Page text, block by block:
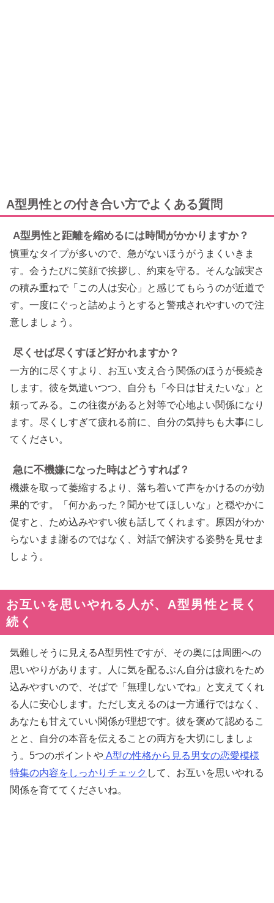
A型男性との付き合い方でよくある質問
A型男性と距離を縮めるには時間がかかりますか？
慎重なタイプが多いので、急がないほうがうまくいきま
す。会うたびに笑顔で挨拶し、約束を守る。そんな誠実さ
の積み重ねで「この人は安心」と感じてもらうのが近道で
す。一度にぐっと詰めようとすると警戒されやすいので注
意しましょう。
尽くせば尽くすほど好かれますか？
一方的に尽くすより、お互い支え合う関係のほうが長続き
します。彼を気遣いつつ、自分も「今日は甘えたいな」と
頼ってみる。この往復があると対等で心地よい関係になり
ます。尽くしすぎて疲れる前に、自分の気持ちも大事にし
てください。
急に不機嫌になった時はどうすれば？
機嫌を取って萎縮するより、落ち着いて声をかけるのが効
果的です。「何かあった？聞かせてほしいな」と穏やかに
促すと、ため込みやすい彼も話してくれます。原因がわか
らないまま謝るのではなく、対話で解決する姿勢を見せま
しょう。
お互いを思いやれる人が、A型男性と長く
続く
気難しそうに見えるA型男性ですが、その奥には周囲への
思いやりがあります。人に気を配るぶん自分は疲れをため
込みやすいので、そばで「無理しないでね」と支えてくれ
る人に安心します。ただし支えるのは一方通行ではなく、
あなたも甘えていい関係が理想です。彼を褒めて認めるこ
とと、自分の本音を伝えることの両方を大切にしましょ
う。5つのポイントや A型の性格から見る男女の恋愛模様
特集の内容をしっかりチェック して、お互いを思いやれる
関係を育ててくださいね。